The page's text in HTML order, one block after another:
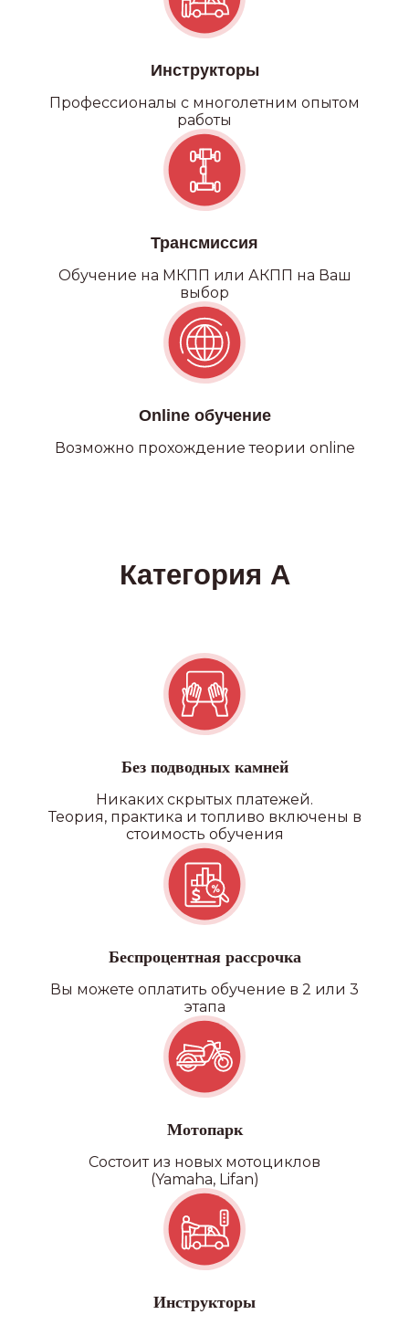
Инструкторы
Профессионалы с многолетним опытом
работы
Трансмиссия
Обучение на МКПП или АКПП на Ваш
выбор
Online обучение
Возможно прохождение теории online
Без подводных камней
Никаких скрытых платежей.
Теория, практика и топливо включены в
стоимость обучения
Беспроцентная рассрочка
Вы можете оплатить обучение в 2 или 3
этапа
Мотопарк
Состоит из новых мотоциклов
(Yamaha, Lifan)
Инструкторы
Категория С
Категория D